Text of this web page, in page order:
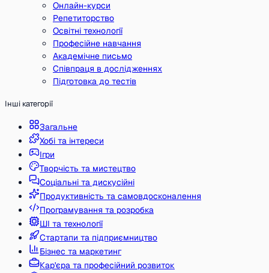
Онлайн-курси
Репетиторство
Освітні технології
Професійне навчання
Академічне письмо
Співпраця в дослідженнях
Підготовка до тестів
Інші категорії
Загальне
Хобі та інтереси
Ігри
Творчість та мистецтво
Соціальні та дискусійні
Продуктивність та самовдосконалення
Програмування та розробка
ШІ та технології
Стартапи та підприємництво
Бізнес та маркетинг
Кар'єра та професійний розвиток